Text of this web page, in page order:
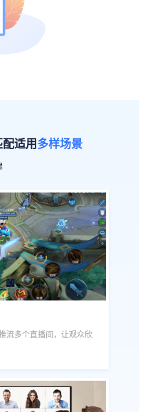
配适用 多样场景
流多个直播间，让观众欣